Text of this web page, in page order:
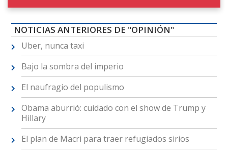
NOTICIAS ANTERIORES DE "OPINIÓN"
Uber, nunca taxi
Bajo la sombra del imperio
El naufragio del populismo
Obama aburrió: cuidado con el show de Trump y
Hillary
El plan de Macri para traer refugiados sirios